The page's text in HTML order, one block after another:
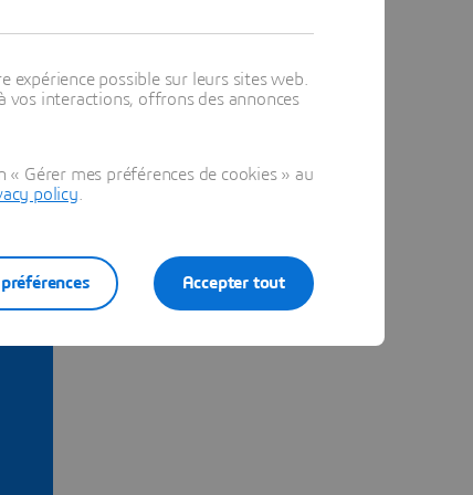
possible sur leurs sites web.
vos interactions, offrons des annonces
Gérer mes préférences de cookies » au
policy
Accepter tout